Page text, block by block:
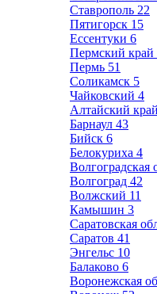
Ставрополь 22
Пятигорск 15
Ессентуки 6
Пермский край
Пермь 51
Соликамск 5
Чайковский 4
Алтайский край
Барнаул 43
Бийск 6
Белокуриха 4
Волгоградская
Волгоград 42
Волжский 11
Камышин 3
Саратовская
Саратов 41
Энгельс 10
Балаково 6
Воронежская